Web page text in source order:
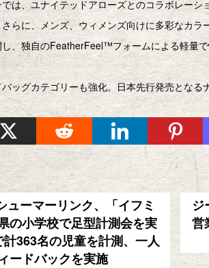
は、ユナイテッドアローズとのコラボレー
らに、メンズ、ウィメンズ向けに多彩なカ
し、独自のFeatherFeel™フォームによる軽量
ッグカテゴリーも強化。日本先行発売とな
ューマーリンク、「イフミ
の小学校で足型計測会を実
363名の児童を計測、一人
ードバックを実施
営